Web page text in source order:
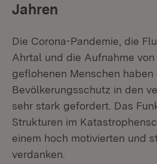
Jahren
Die Corona-Pandemie, die
Ahrtal und die Aufnahme
geflohenen Menschen haben
Bevölkerungsschutz in den
sehr stark gefordert. Das
Strukturen im
einem hoch motivierten und
verdanken.